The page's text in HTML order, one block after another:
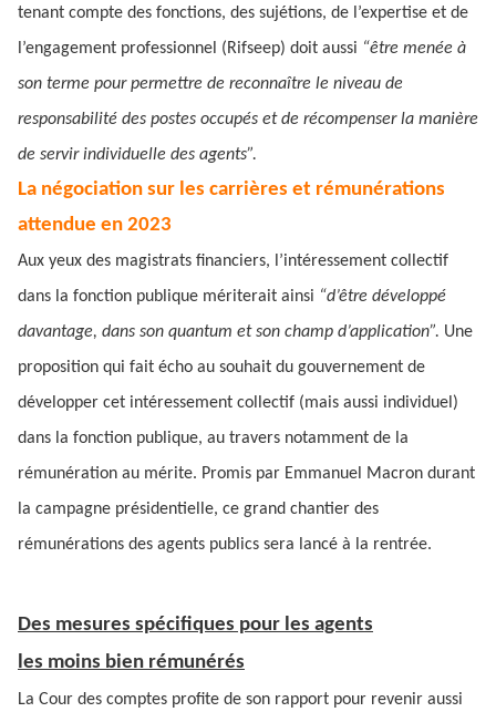
tenant compte des fonctions, des sujétions, de l’expertise et de
l’engagement professionnel (Rifseep) doit aussi “être menée à
son terme pour permettre de reconnaître le niveau de
responsabilité des postes occupés et de récompenser la manière
de servir individuelle des agents”.
La négociation sur les carrières et rémunérations
attendue en 2023
Aux yeux des magistrats financiers, l’intéressement collectif
dans la fonction publique mériterait ainsi “d’être développé
davantage, dans son quantum et son champ d’application”. Une
proposition qui fait écho au souhait du gouvernement de
développer cet intéressement collectif (mais aussi individuel)
dans la fonction publique, au travers notamment de la
rémunération au mérite. Promis par Emmanuel Macron durant
la campagne présidentielle, ce grand chantier des
rémunérations des agents publics sera lancé à la rentrée.
Des mesures spécifiques pour les agents
les moins bien rémunérés
La Cour des comptes profite de son rapport pour revenir aussi